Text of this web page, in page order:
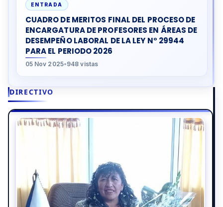
DIRECTIVO
ENTRADA
CUADRO DE MERITOS FINAL DEL PROCESO DE
ENCARGATURA DE PROFESORES EN ÁREAS DE
DESEMPEÑO LABORAL DE LA LEY N° 29944
PARA EL PERIODO 2026
05 Nov 2025•948 vistas